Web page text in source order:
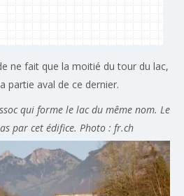
ne fait que la moitié du tour du lac,
partie aval de ce dernier.
qui forme le lac du même nom. Le
par cet édifice. Photo : fr.ch